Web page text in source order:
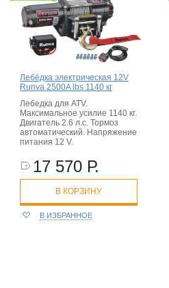
Лебёдка электрическая 12V
Runva 2500A lbs 1140 кг
Лебедка для ATV.
Максимальное усилие 1140 кг.
Двигатель 2.6 л.с. Тормоз
автоматический. Напряжение
питания 12 V.
17 570 Р.
В КОРЗИНУ
В ИЗБРАННОЕ